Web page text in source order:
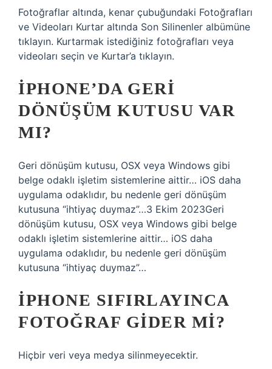
Fotoğraflar altında, kenar çubuğundaki Fotoğrafları
ve Videoları Kurtar altında Son Silinenler albümüne
tıklayın. Kurtarmak istediğiniz fotoğrafları veya
videoları seçin ve Kurtar’a tıklayın.
IPHONE’DA GERI
DÖNÜŞÜM KUTUSU VAR
MI?
Geri dönüşüm kutusu, OSX veya Windows gibi
belge odaklı işletim sistemlerine aittir… iOS daha
uygulama odaklıdır, bu nedenle geri dönüşüm
kutusuna “ihtiyaç duymaz”…3 Ekim 2023Geri
dönüşüm kutusu, OSX veya Windows gibi belge
odaklı işletim sistemlerine aittir… iOS daha
uygulama odaklıdır, bu nedenle geri dönüşüm
kutusuna “ihtiyaç duymaz”…
IPHONE SIFIRLAYINCA
FOTOĞRAF GIDER MI?
Hiçbir veri veya medya silinmeyecektir.